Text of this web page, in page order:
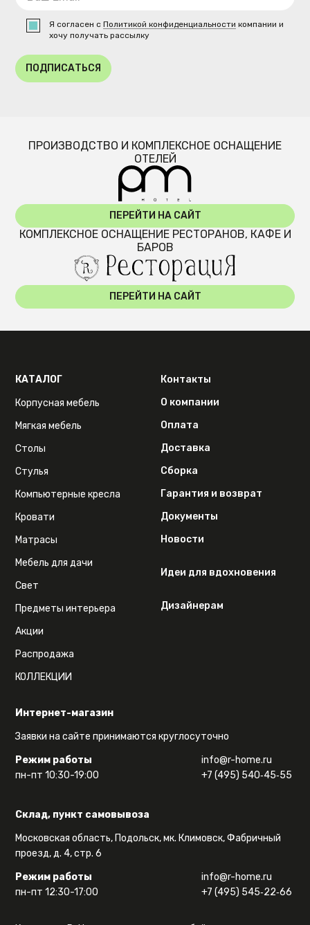
Я согласен сПолитикой конфиденциальности компании и
хочу получать рассылку
ПОДПИСАТЬСЯ
ПРОИЗВОДСТВО И КОМПЛЕКСНОЕ ОСНАЩЕНИЕ
ОТЕЛЕЙ
ПЕРЕЙТИ НА САЙТ
КОМПЛЕКСНОЕ ОСНАЩЕНИЕ РЕСТОРАНОВ, КАФЕ И
БАРОВ
ПЕРЕЙТИ НА САЙТ
Интернет-магазин
Заявки на сайте принимаются круглосуточно
Режим работы
пн-пт 10:30-19:00
info@r-home.ru
+7 (495) 540‑45‑55
Склад, пункт самовывоза
Московская область, Подольск, мк. Климовск, Фабричный
проезд, д. 4, стр. 6
Режим работы
пн-пт 12:30-17:00
info@r-home.ru
+7 (495) 545‑22‑66
КАТАЛОГ
Корпусная мебель
Мягкая мебель
Столы
Стулья
Компьютерные кресла
Кровати
Матрасы
Мебель для дачи
Свет
Предметы интерьера
Акции
Распродажа
КОЛЛЕКЦИИ
Контакты
О компании
Оплата
Доставка
Сборка
Гарантия и возврат
Документы
Новости
Идеи для вдохновения
Дизайнерам